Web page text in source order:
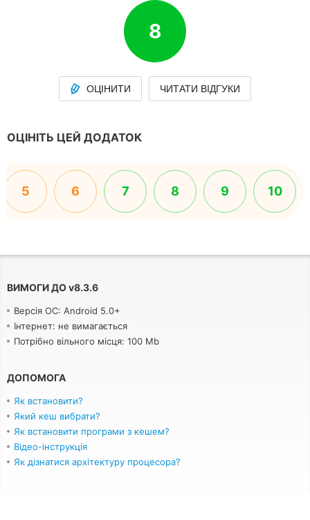
8
ОЦІНИТИ ЧИТАТИ ВІДГУКИ
ОЦІНІТЬ ЦЕЙ ДОДАТОК
5 6 7 8 9 10
ВИМОГИ ДОv8.3.6
Версія ОС: Android 5.0+
Інтернет: не вимагається
Потрібно вільного місця: 100 Mb
ДОПОМОГА
Як встановити?
Який кеш вибрати?
Як встановити програми з кешем?
Відео-інструкція
Як дізнатися архітектуру процесора?